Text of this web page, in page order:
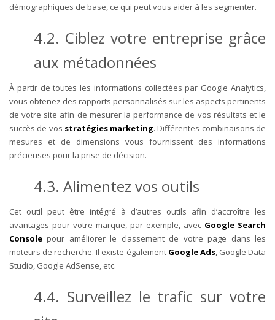
démographiques de base, ce qui peut vous aider à les segmenter.
4.2. Ciblez votre entreprise grâce
aux métadonnées
À partir de toutes les informations collectées par Google Analytics,
vous obtenez des rapports personnalisés sur les aspects pertinents
de votre site afin de mesurer la performance de vos résultats et le
succès de vos stratégies marketing. Différentes combinaisons de
mesures et de dimensions vous fournissent des informations
précieuses pour la prise de décision.
4.3. Alimentez vos outils
Cet outil peut être intégré à d’autres outils afin d’accroître les
avantages pour votre marque, par exemple, avec Google Search
Console pour améliorer le classement de votre page dans les
moteurs de recherche. Il existe également Google Ads, Google Data
Studio, Google AdSense, etc.
4.4. Surveillez le trafic sur votre